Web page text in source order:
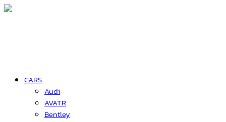
CARS
Audi
AVATR
Bentley